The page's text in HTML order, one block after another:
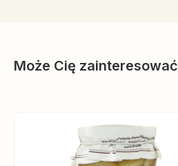
Może Cię zainteresować